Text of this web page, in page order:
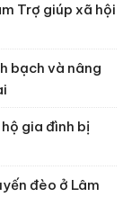
Trợ giúp xã hội
bạch và nâng
gia đình bị
đèo ở Lâm